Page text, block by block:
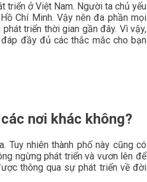
triển ở Việt Nam. Người ta chủ yếu
Chí Minh. Vậy nên đa phần mọi
triển thời gian gần đây. Vì vậy,
đầy đủ các thắc mắc cho bạn
nơi khác không?
Tuy nhiên thành phố này cũng có
ngừng phát triển và vươn lên để
thông qua sự phát triển về đời